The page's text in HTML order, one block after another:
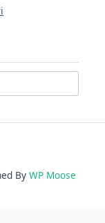
By WP Moose